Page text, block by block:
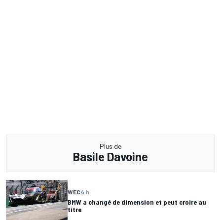
Plus de
Basile Davoine
WEC4 h
BMW a changé de dimension et peut croire au
titre